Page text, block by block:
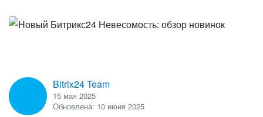
ПОЛУЧИТЬ БЕСПЛАТНО
Bitrix24 Team
15 мая 2025
Обновлена: 10 июня 2025